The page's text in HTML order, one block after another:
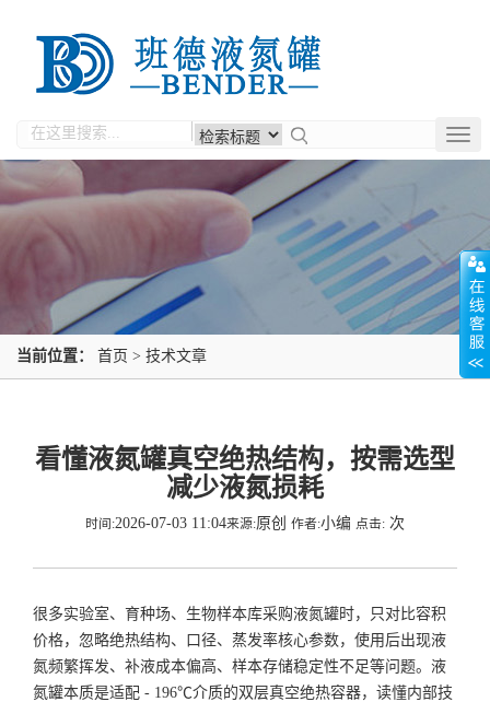
当前位置： 首页 > 技术文章
看懂液氮罐真空绝热结构，按需选型
减少液氮损耗
时间:2026-07-03 11:04来源:原创 作者:小编 点击: 次
很多实验室、育种场、生物样本库采购液氮罐时，只对比容积
价格，忽略绝热结构、口径、蒸发率核心参数，使用后出现液
氮频繁挥发、补液成本偏高、样本存储稳定性不足等问题。液
氮罐本质是适配 - 196℃介质的双层真空绝热容器，读懂内部技